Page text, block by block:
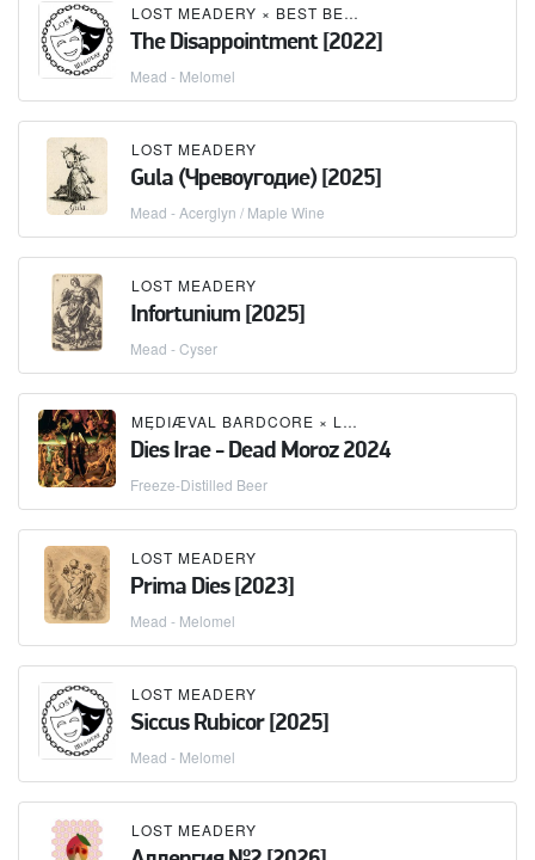
LOST MEADERY × BEST BEFORE BREWING
The Disappointment [2022]
Mead - Melomel
LOST MEADERY
Gula (Чревоугодие) [2025]
Mead - Acerglyn / Maple Wine
LOST MEADERY
Infortunium [2025]
Mead - Cyser
MĘDIÆVAL BARDCORE × LOST MEADERY
Dies Irae - Dead Moroz 2024
Freeze-Distilled Beer
LOST MEADERY
Prima Dies [2023]
Mead - Melomel
LOST MEADERY
Siccus Rubicor [2025]
Mead - Melomel
LOST MEADERY